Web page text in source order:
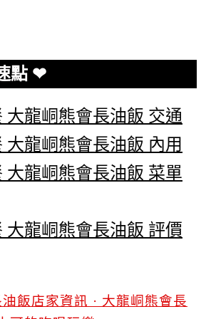
點 ❤
大龍峒熊會長油飯 交通
大龍峒熊會長油飯 內用
大龍峒熊會長油飯 菜單
大龍峒熊會長油飯 評價